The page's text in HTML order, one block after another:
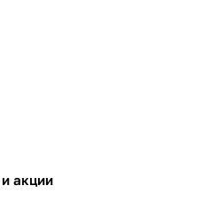
акции